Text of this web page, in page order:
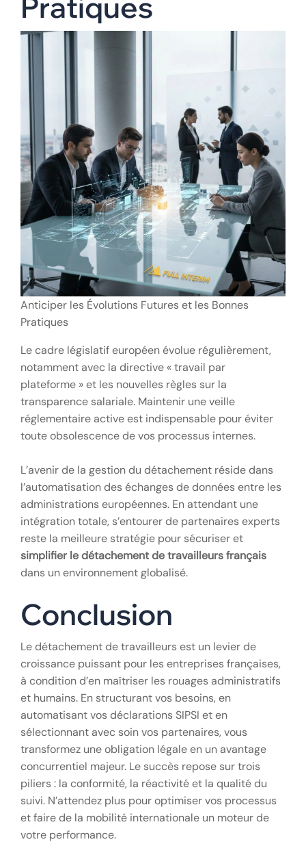
Anticiper les Évolutions Futures et les Bonnes
Pratiques
Le cadre législatif européen évolue régulièrement,
notamment avec la directive « travail par
plateforme » et les nouvelles règles sur la
transparence salariale. Maintenir une veille
réglementaire active est indispensable pour éviter
toute obsolescence de vos processus internes.
L’avenir de la gestion du détachement réside dans
l’automatisation des échanges de données entre les
administrations européennes. En attendant une
intégration totale, s’entourer de partenaires experts
reste la meilleure stratégie pour sécuriser et
simplifier le détachement de travailleurs français
dans un environnement globalisé.
Conclusion
Le détachement de travailleurs est un levier de
croissance puissant pour les entreprises françaises,
à condition d’en maîtriser les rouages administratifs
et humains. En structurant vos besoins, en
automatisant vos déclarations SIPSI et en
sélectionnant avec soin vos partenaires, vous
transformez une obligation légale en un avantage
concurrentiel majeur. Le succès repose sur trois
piliers : la conformité, la réactivité et la qualité du
suivi. N’attendez plus pour optimiser vos processus
et faire de la mobilité internationale un moteur de
votre performance.